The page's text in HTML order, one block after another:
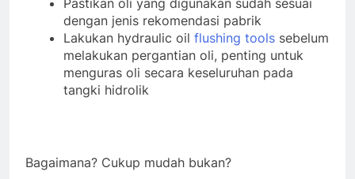
dengan jenis rekomendasi pabrik
Lakukan hydraulic oil flushing tools sebelum
melakukan pergantian oli, penting untuk
menguras oli secara keseluruhan pada
tangki hidrolik
Bagaimana? Cukup mudah bukan?